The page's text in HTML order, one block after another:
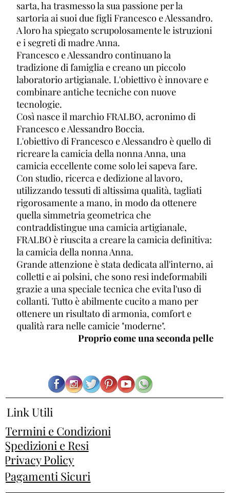
sarta, ha trasmesso la sua passione per la
sartoria ai suoi due figli Francesco e Alessandro.
A loro ha spiegato scrupolosamente le istruzioni
e i segreti di madre Anna.
Francesco e Alessandro continuano la
tradizione di famiglia e creano un piccolo
laboratorio artigianale. L'obiettivo è innovare e
combinare antiche tecniche con nuove
tecnologie.
Così nasce il marchio FRALBO, acronimo di
Francesco e Alessandro Boccia.
L'obiettivo di Francesco e Alessandro è quello di
ricreare la camicia della nonna Anna, una
camicia eccellente come solo lei sapeva fare.
Con studio, ricerca e dedizione al lavoro,
utilizzando tessuti di altissima qualità, tagliati
rigorosamente a mano, in modo da ottenere
quella simmetria geometrica che
contraddistingue una camicia artigianale,
FRALBO è riuscita a creare la camicia definitiva:
la camicia della nonna Anna.
Grande attenzione è stata dedicata all'interno, ai
colletti e ai polsini, che sono resi indeformabili
grazie a una speciale tecnica che evita l'uso di
collanti. Tutto è abilmente cucito a mano per
ottenere un risultato di armonia, comfort e
qualità rara nelle camicie "moderne".
Proprio come una seconda pelle
Termini e Condizioni
Link Utili
Spedizioni e Resi
Privacy Policy
Pagamenti Sicuri